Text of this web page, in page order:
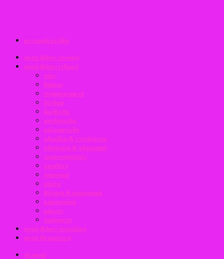
κεντρική σελίδα
φυτά (βάσει γένους)
φυτά (βάσει είδους)
πόες
θάμνοι
αναρριχώμενα
δένδρα
βολβώδη
κονδυλώδη
ριζωματώδη
υδρόβια & επιπλέοντα
υδρόφιλα & υδροχαρή
τριανταφυλλιές
ορχιδέες
λαχανικά
χόρτα
βότανα & μπαχαρικά
καρποφόρα
κάκτοι
παχύφυτα
φυτά (βάσει ποικιλίας)
φυτά (θεραπείες)
τα φυτά